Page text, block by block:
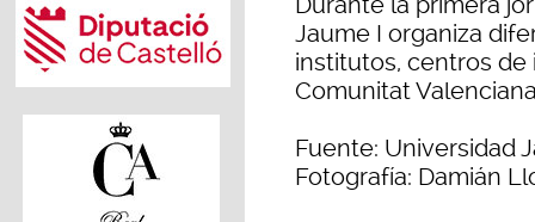
Jaume I organiza
institutos, centros de
Comunitat
Fuente: Universidad
Fotografía: Damián